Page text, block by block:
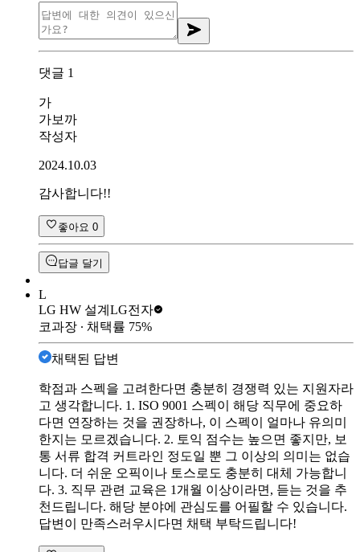
댓글 1
가
가보까
작성자
2024.10.03
감사합니다!!
좋아요 0
답글 달기
L
LG HW 설계 LG전자
코과장 ∙ 채택률 75%
채택된 답변
학점과 스펙을 고려한다면 충분히 경쟁력 있는 지원자라
고 생각합니다. 1. ISO 9001 스펙이 해당 직무에 중요하
다면 연장하는 것을 권장하나, 이 스펙이 얼마나 유의미
한지는 모르겠습니다. 2. 토익 점수는 높으면 좋지만, 보
통 서류 합격 커트라인 정도일 뿐 그 이상의 의미는 없습
니다. 더 쉬운 오픽이나 토스로도 충분히 대체 가능합니
다. 3. 직무 관련 교육은 1개월 이상이라면, 듣는 것을 추
천드립니다. 해당 분야에 관심도를 어필할 수 있습니다.
답변이 만족스러우시다면 채택 부탁드립니다!